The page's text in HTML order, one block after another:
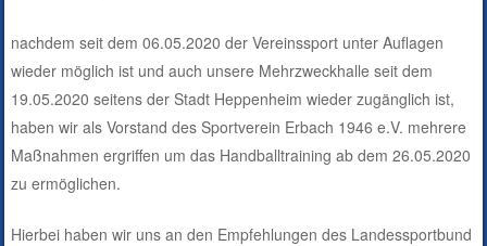
nachdem seit dem 06.05.2020 der Vereinssport unter Auflagen
wieder möglich ist und auch unsere Mehrzweckhalle seit dem
19.05.2020 seitens der Stadt Heppenheim wieder zugänglich ist,
haben wir als Vorstand des Sportverein Erbach 1946 e.V. mehrere
Maßnahmen ergriffen um das Handballtraining ab dem 26.05.2020
zu ermöglichen.
Hierbei haben wir uns an den Empfehlungen des Landessportbund